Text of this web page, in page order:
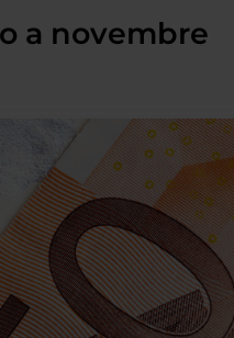
a novembre